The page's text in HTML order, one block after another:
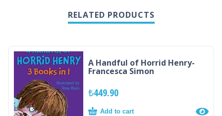
RELATED PRODUCTS
A Handful of Horrid Henry-
Francesca Simon
₺449.90
Add to cart